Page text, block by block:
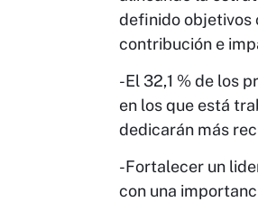
definido objetivos
contribución e
-El 32,1 % de los
en los que está
dedicarán más
-Fortalecer un
con una